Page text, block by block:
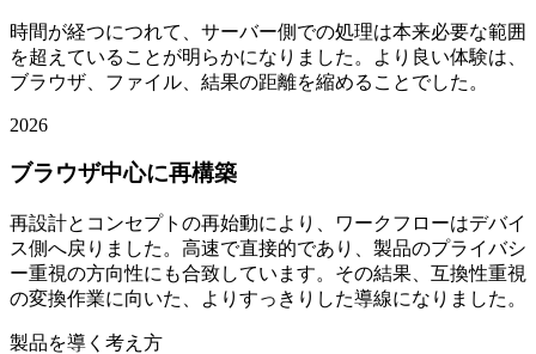
時間が経つにつれて、サーバー側での処理は本来必要な範囲
を超えていることが明らかになりました。より良い体験は、
ブラウザ、ファイル、結果の距離を縮めることでした。
2026
ブラウザ中心に再構築
再設計とコンセプトの再始動により、ワークフローはデバイ
ス側へ戻りました。高速で直接的であり、製品のプライバシ
ー重視の方向性にも合致しています。その結果、互換性重視
の変換作業に向いた、よりすっきりした導線になりました。
製品を導く考え方